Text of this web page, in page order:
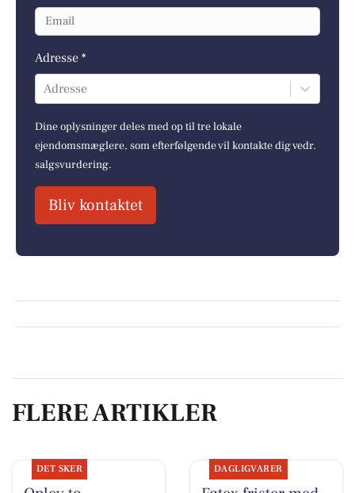
Adresse *
Adresse
Dine oplysninger deles med op til tre lokale
ejendomsmæglere, som efterfølgende vil kontakte dig vedr.
salgsvurdering.
Bliv kontaktet
FLERE ARTIKLER
DET SKER DAGLIGVARER